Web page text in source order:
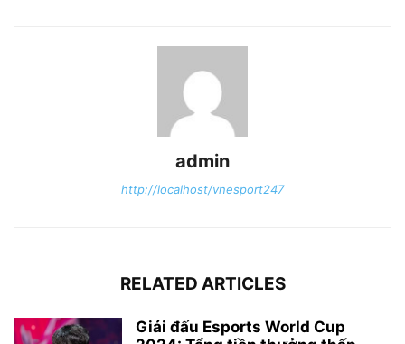
admin
http://localhost/vnesport247
RELATED ARTICLES
Giải đấu Esports World Cup